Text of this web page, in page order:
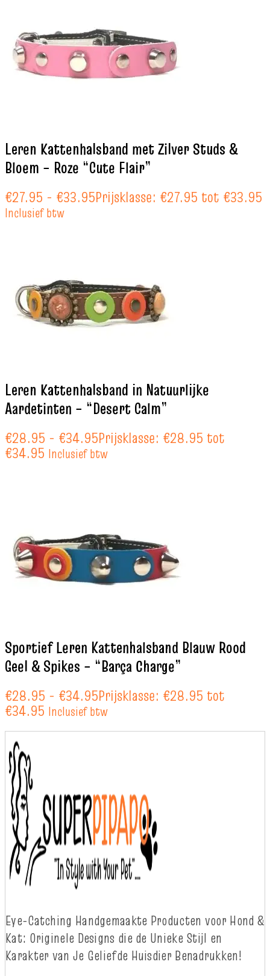
Leren Kattenhalsband met Zilver Studs &
Bloem – Roze “Cute Flair”
€27.95 - €33.95Prijsklasse: €27.95 tot €33.95
Inclusief btw
Leren Kattenhalsband in Natuurlijke
Aardetinten – “Desert Calm”
€28.95 - €34.95Prijsklasse: €28.95 tot
€34.95 Inclusief btw
Sportief Leren Kattenhalsband Blauw Rood
Geel & Spikes – “Barça Charge”
€28.95 - €34.95Prijsklasse: €28.95 tot
€34.95 Inclusief btw
Eye-Catching Handgemaakte Producten voor Hond &
Kat: Originele Designs die de Unieke Stijl en
Karakter van Je Geliefde Huisdier Benadrukken!